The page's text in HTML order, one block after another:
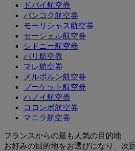
ドバイ航空券
バンコク航空券
モーリシャス航空券
セーシェル航空券
シドニー航空券
バリ航空券
マレ航空券
メルボルン航空券
プーケット航空券
ハノイ航空券
コロンボ航空券
マニラ航空券
フランスからの最も人気の目的地
お好みの目的地をお選びになり、次